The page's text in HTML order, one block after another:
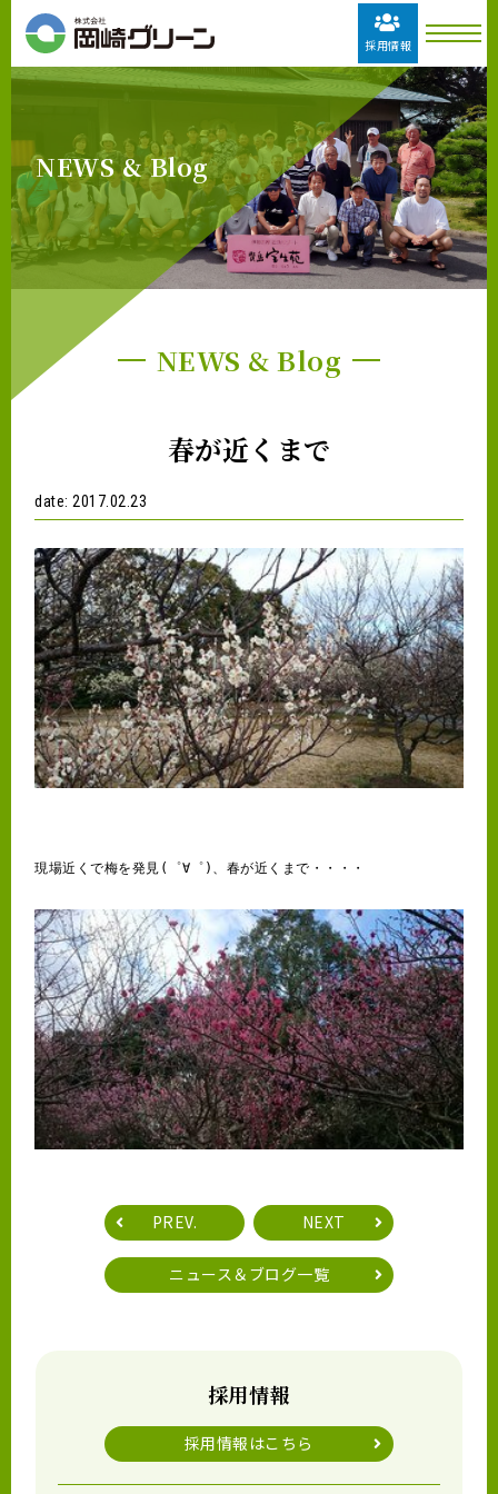
採用情報
NEWS & Blog
NEWS & Blog
春が近くまで
date: 2017.02.23
現場近くで梅を発見(゜∀゜)、春が近くまで・・・・
PREV. NEXT
ニュース＆ブログ一覧
採用情報
採用情報はこちら